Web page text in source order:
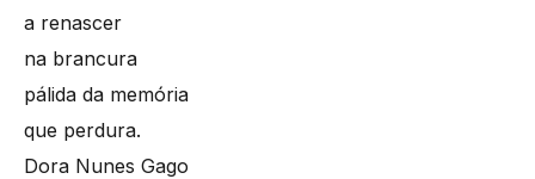
a renascer
na brancura
pálida da memória
que perdura.
Dora Nunes Gago